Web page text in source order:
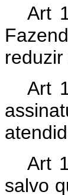
Art
Art
Art
salvo